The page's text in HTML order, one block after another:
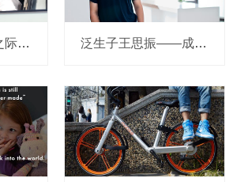
奥巴马即将卸任之际，要让无人驾驶汽车合法化？ 泛生子王思振——成立两年，融资数亿，基因检测如何帮助人类战胜癌症？